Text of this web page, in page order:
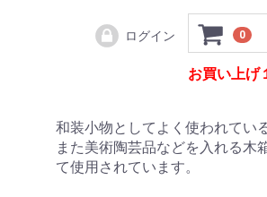
0
ログイン
お買い上げ
和装小物としてよく使われてい
また美術陶芸品などを入れる木
て使用されています。